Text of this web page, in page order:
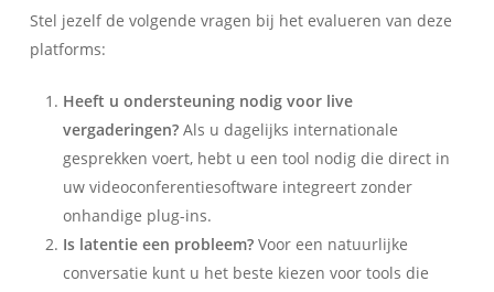
Stel jezelf de volgende vragen bij het evalueren van deze
platforms:
Heeft u ondersteuning nodig voor live
vergaderingen?Als u dagelijks internationale
gesprekken voert, hebt u een tool nodig die direct in
uw videoconferentiesoftware integreert zonder
onhandige plug-ins.
Is latentie een probleem?Voor een natuurlijke
conversatie kunt u het beste kiezen voor tools die